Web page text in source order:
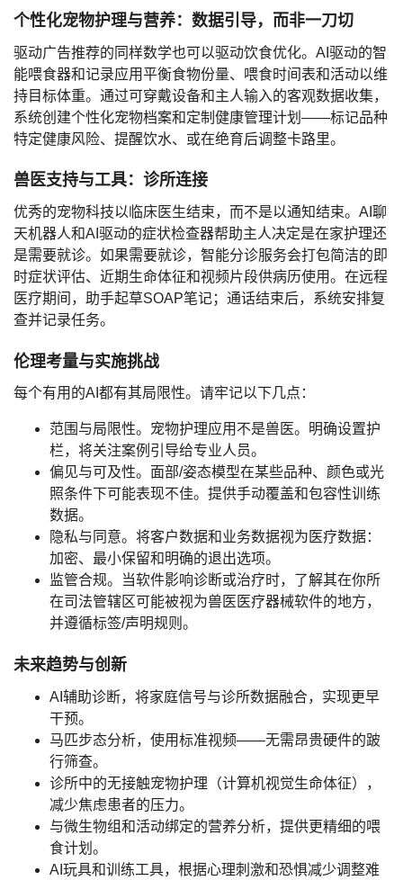
个性化宠物护理与营养：数据引导，而非一刀切
驱动广告推荐的同样数学也可以驱动饮食优化。 AI驱动的智
能喂食器和记录应用平衡食物份量、 喂食时间表和活动以维
持目标体重。通过可穿戴设备和主人输入的客观数据收集，
系统创建个性化宠物档案和定制健康管理计划——标记品种
特定健康风险、提醒饮水、或在绝育后调整卡路里。
兽医支持与工具：诊所连接
优秀的宠物科技以临床医生结束，而不是以通知结束。 AI聊
天机器人和AI驱动的症状检查器帮助主人决定是在家护理还
是需要就诊。如果需要就诊， 智能分诊服务会打包简洁的 即
时症状评估、近期生命体征和视频片段供病历使用。在远程
医疗期间，助手起草SOAP笔记；通话结束后，系统安排复
查并记录任务。
伦理考量与实施挑战
每个有用的AI都有其局限性。请牢记以下几点：
范围与局限性。 宠物护理应用不是兽医。明确设置护
栏，将关注案例引导给专业人员。
偏见与可及性。 面部/姿态模型在某些品种、颜色或光
照条件下可能表现不佳。提供手动覆盖和包容性训练
数据。
隐私与同意。 将客户数据和业务数据视为医疗数据：
加密、最小保留和明确的退出选项。
监管合规。
当软件影响诊断或治疗时，了解其在你所
在司法管辖区可能被视为兽医医疗器械软件的地方，
并遵循标签/声明规则。
未来趋势与创新
AI辅助诊断，将家庭信号与诊所数据融合，实现更早
干预。
马匹步态分析，使用标准视频——无需昂贵硬件的跛
行筛查。
诊所中的无接触宠物护理 （计算机视觉生命体征），
减少焦虑患者的压力。
与微生物组和活动绑定的营养分析，提供更精细的喂
食计划。
AI玩具和训练工具，根据心理刺激和恐惧减少调整难